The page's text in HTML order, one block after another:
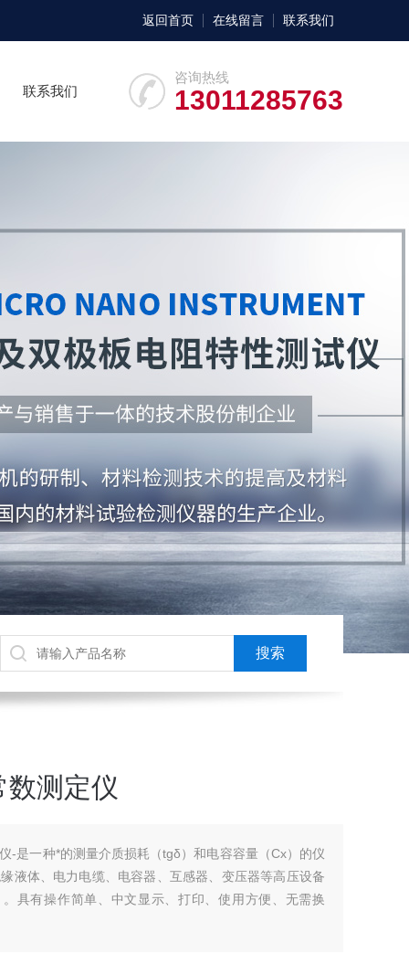
返回首页 在线留言 联系我们
咨询热线
13011285763
联系我们
数测定仪
-是一种*的测量介质损耗（tgδ）和电容容量（Cx）的仪
液体、电力电缆、电容器、互感器、变压器等高压设备
具有操作简单、中文显示、打印、使用方便、无需换